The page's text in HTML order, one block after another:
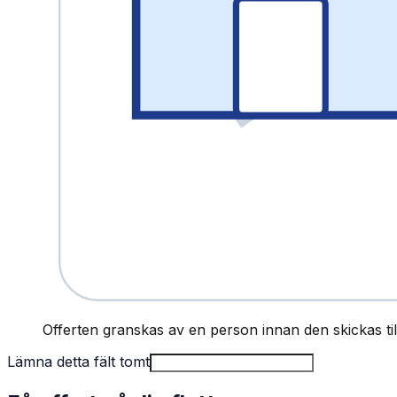
Offerten granskas av en person innan den skickas
Lämna detta fält tomt